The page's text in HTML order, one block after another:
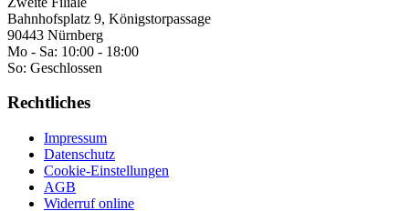
Bahnhofsplatz 9, Königstorpassage
90443 Nürnberg
Mo - Sa: 10:00 - 18:00
So: Geschlossen
Rechtliches
Impressum
Datenschutz
Cookie-Einstellungen
AGB
Widerruf online